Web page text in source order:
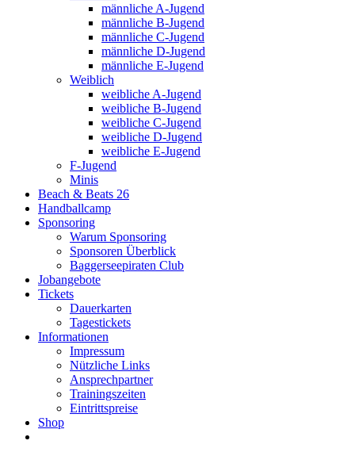
männliche A-Jugend
männliche B-Jugend
männliche C-Jugend
männliche D-Jugend
männliche E-Jugend
Weiblich
weibliche A-Jugend
weibliche B-Jugend
weibliche C-Jugend
weibliche D-Jugend
weibliche E-Jugend
F-Jugend
Minis
Beach & Beats 26
Handballcamp
Sponsoring
Warum Sponsoring
Sponsoren Überblick
Baggerseepiraten Club
Jobangebote
Tickets
Dauerkarten
Tagestickets
Informationen
Impressum
Nützliche Links
Ansprechpartner
Trainingszeiten
Eintrittspreise
Shop